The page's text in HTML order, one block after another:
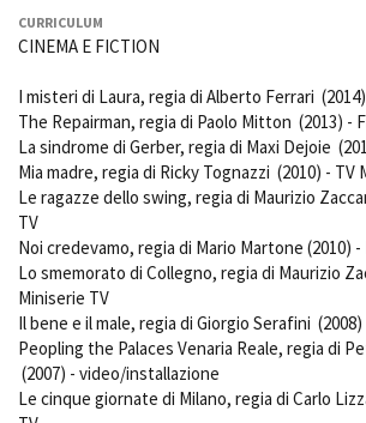
Short Film Fund
Società di produzione
Strutture di servizio
Professionisti
Attrici-Attori
Beginners
LOCATION GUIDE
FILM DATABASE
BOOK DATABASE
Nastri
Premio
Stage -
Lavoro
Elenco
per
CURRICULUM
CINEMA E FICTION
I misteri di Laura, regia di Alberto Ferrari
The Repairman, regia di Paolo Mitton (2013) -
La sindrome di Gerber, regia di Maxi Dejoie
Mia madre, regia di Ricky Tognazzi (2010) - TV
Le ragazze dello swing, regia di Maurizio
TV
Noi credevamo, regia di Mario Martone (2010) -
Lo smemorato di Collegno, regia di Maurizio
Miniserie TV
Il bene e il male, regia di Giorgio Serafini (2008)
Peopling the Palaces Venaria Reale, regia di
(2007) - video/installazione
Le cinque giornate di Milano, regia di Carlo